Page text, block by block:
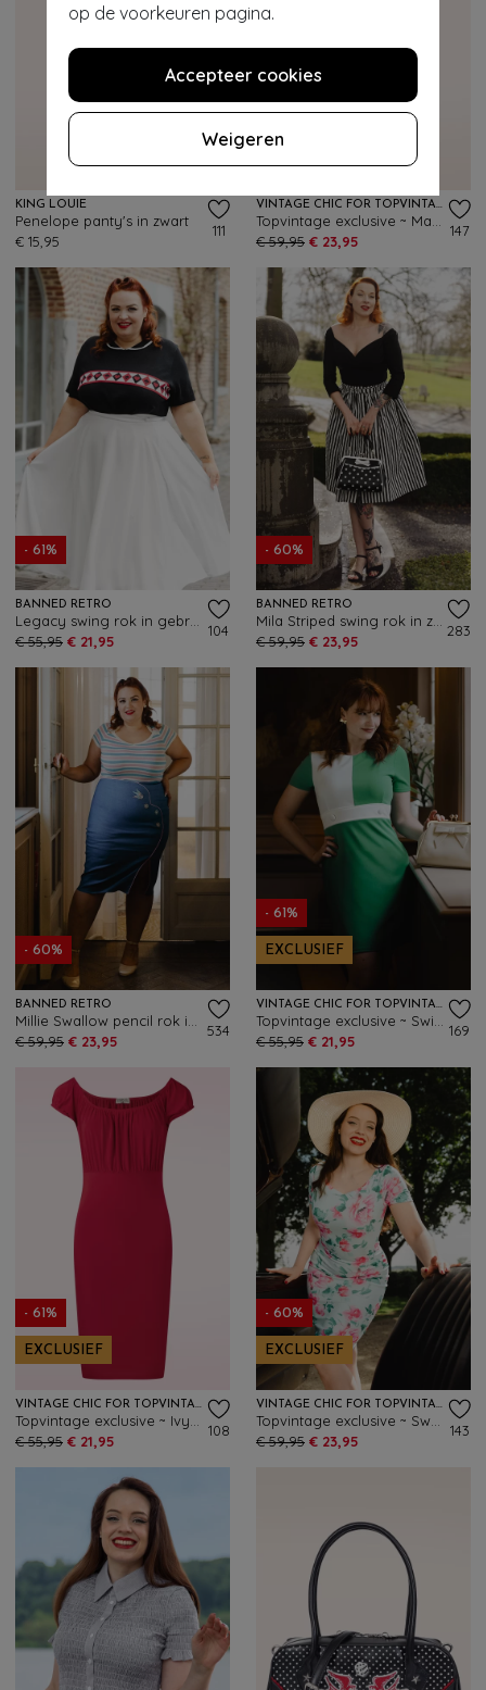
op de voorkeuren pagina.
Accepteer cookies
Weigeren
KING LOUIE
Penelope panty's in zwart
€ 15,95
111
- 60%
VINTAGE CHIC FOR TOPVINTAGE
€ 59,95 € 23,95
147
- 61%
BANNED RETRO
€ 55,95 € 21,95
104
- 60%
BANNED RETRO
€ 59,95 € 23,95
283
- 60%
BANNED RETRO
€ 59,95 € 23,95
534
- 61%
EXCLUSIEF
VINTAGE CHIC FOR TOPVINTAGE
€ 55,95 € 21,95
169
- 61%
EXCLUSIEF
VINTAGE CHIC FOR TOPVINTAGE
€ 55,95 € 21,95
108
- 60%
EXCLUSIEF
VINTAGE CHIC FOR TOPVINTAGE
€ 59,95 € 23,95
143